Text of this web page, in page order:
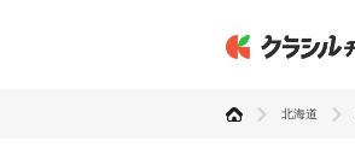
北海道